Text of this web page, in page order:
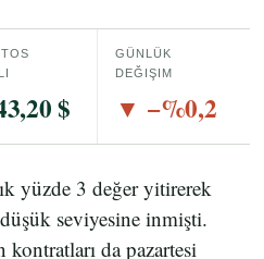
$
GÜNLÜK
DEĞIŞIM
▼ −%0,2
yüzde 3 değer yitirerek
seviyesine inmişti.
da pazartesi